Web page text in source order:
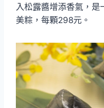
入松露醬增添香氣，是
美粽，每顆298元。